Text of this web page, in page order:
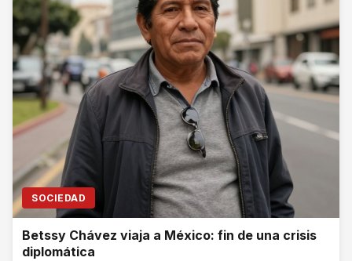
SOCIEDAD
Betssy Chávez viaja a México: fin de una crisis
diplomática